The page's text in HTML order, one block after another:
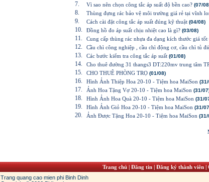
7. Vì sao nên chọn công tắc áp suất độ bền cao? (07/
8. Thùng đựng rác bảo vệ môi trường giá rẻ tại vĩnh
9. Cách cài đặt công tắc áp suất đúng kỹ thuật (04/08)
10. Đồng hồ đo áp suất chịu nhiệt cao là gì? (03/08)
11. Cung cấp thùng rác nhựa đa dạng kích thước giá
12. Cầu chì công nghiệp , cầu chì động cơ, cầu chì tủ
13. Các bước kiểm tra công tắc áp suất (01/08)
14. Cho thuê đường 31 thangs3 DT:220mv trung tâm
15. CHO THUÊ PHÒNG TRỌ (01/08)
16. Hình Ảnh Thiệp Hoa 20-10 - Tiệm hoa MaiSon
17. Ảnh Hoa Tặng Vợ 20-10 - Tiệm hoa MaiSon (31/
18. Hình Ảnh Hoa Quà 20-10 - Tiệm hoa MaiSon (31/
19. Hình Ảnh Giỏ Hoa 20-10 - Tiệm hoa MaiSon (31/
20. Ảnh Được Tặng Hoa 20-10 - Tiệm hoa MaiSon (31/
Trang chủ|Đăng tin|Đăng ký thành viên|
Trang quang cao mien phi Binh Dinh